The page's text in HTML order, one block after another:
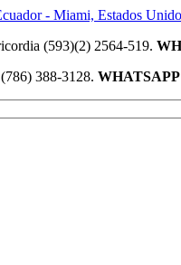
(593)(2) 2564-519.
(786) 388-3128.